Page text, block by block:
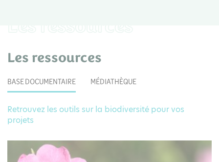
Les ressources
BASE DOCUMENTAIRE MÉDIATHÈQUE
Retrouvez les outils sur la biodiversité pour vos
projets